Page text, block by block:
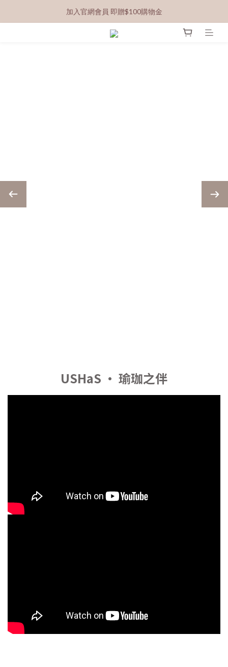
加入官網會員 即贈$100購物金
USHaS • 瑜珈之伴